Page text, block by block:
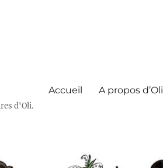
d'Oli.
Accueil A propos d’Oli